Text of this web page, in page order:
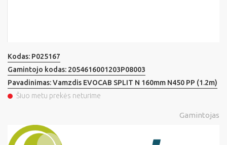
Kodas: P025167
Gamintojo kodas: 2054616001203P08003
Pavadinimas:Vamzdis EVOCAB SPLIT N 160mm N450 PP (1.2m)
Šiuo metu prekės neturime
Gamintojas